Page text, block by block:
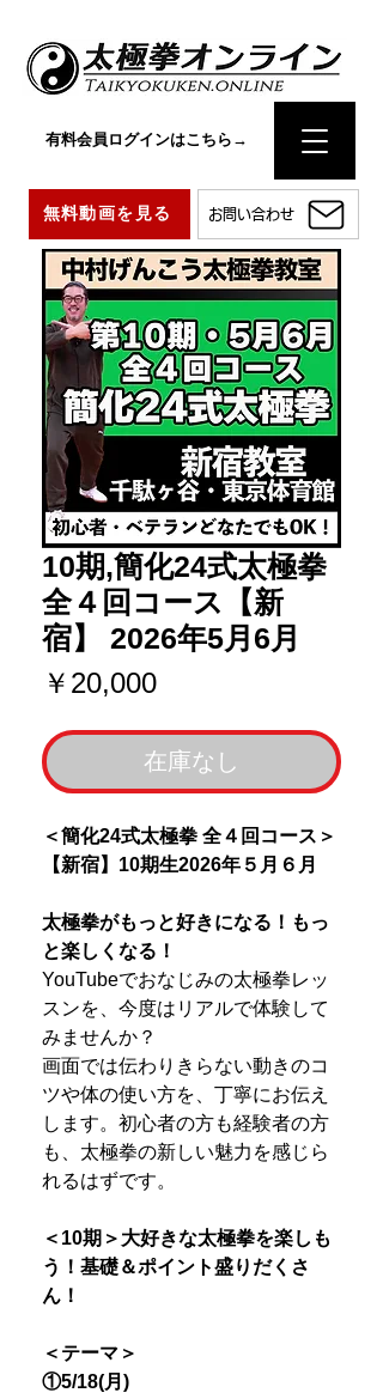
お問い合わせ
無料動画を見る
有料会員ログインはこちら→
10期,簡化24式太極拳
全４回コース【新
宿】 2026年5月6月
￥20,000価
在庫なし
＜簡化24式太極拳 全４回コース＞
【新宿】10期生2026年５月６月
太極拳がもっと好きになる！もっ
と楽しくなる！
YouTubeでおなじみの太極拳レッ
スンを、今度はリアルで体験して
みませんか？
画面では伝わりきらない動きのコ
ツや体の使い方を、丁寧にお伝え
します。初心者の方も経験者の方
も、太極拳の新しい魅力を感じら
れるはずです。
＜10期＞大好きな太極拳を楽しも
う！基礎＆ポイント盛りだくさ
ん！
＜テーマ＞
①5/18(月)